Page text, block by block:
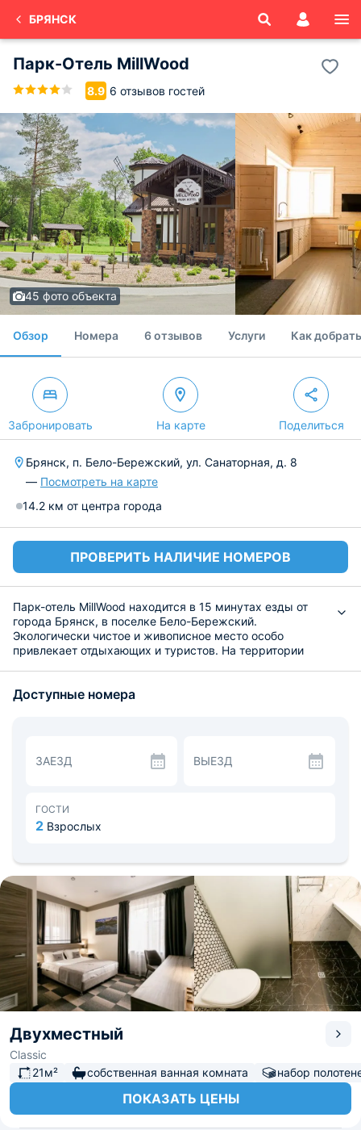
БРЯНСК
Парк-Отель MillWood
8.9 6 отзывов гостей
45 фото объекта
Обзор Номера 6 отзывов Услуги Как
Забронировать На карте Поделиться
Брянск, п. Бело-Бережский, ул. Санаторная, д. 8
— Посмотреть на карте
14.2 км от центра города
ПРОВЕРИТЬ НАЛИЧИЕ НОМЕРОВ
Парк-отель MillWood находится в 15 минутах езды от
города Брянск, в поселке Бело-Бережский.
Экологически чистое и живописное место особо
привлекает отдыхающих и туристов. На территории
тренажерные залы. Много мероприятий для детей, в
номер в гостевом комплексе. В номерах есть вся
необходимая удобная мебель и техника. Постельное
тапочками, средствами гигиены и туалетными
принадлежностями. В отдельных коттеджах разрешено
Питание гости могут выбрать на свой вкус. На
территории два ресторана. В номерах есть мини-бар,
чайный набор, питьевая вода. Можно воспользоваться
зоной для пикника и приготовить барбекю.
В комплексе несколько залов для проведения бизнес- и
развлекательных мероприятий, есть переговорные
комнаты и открытые площадки.
В пешей доступности реки Велья и Снежеть.
Доступные номера
ЗАЕЗД ВЫЕЗД
ГОСТИ
2 Взрослых
Двухместный
Classic
21м²
собственная ванная комната набор
ПОКАЗАТЬ ЦЕНЫ